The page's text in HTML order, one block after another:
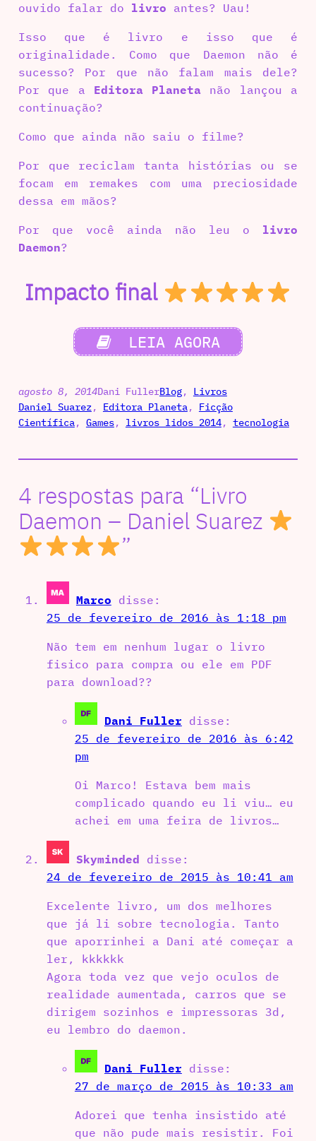
ouvido falar do livro antes? Uau!
Isso que é livro e isso que é
originalidade. Como que Daemon não é
sucesso? Por que não falam mais dele?
Por que a Editora Planeta não lançou a
continuação?
Como que ainda não saiu o filme?
Por que reciclam tanta histórias ou se
focam em remakes com uma preciosidade
dessa em mãos?
Por que você ainda não leu o livro
Daemon?
Impacto final
LEIA AGORA
agosto 8, 2014Dani FullerBlog, Livros
Daniel Suarez, Editora Planeta, Ficção
Científica, Games, livros lidos 2014, tecnologia
4 respostas para “Livro
Daemon – Daniel Suarez
”
Marco disse:
25 de fevereiro de 2016 às 1:18 pm
Não tem em nenhum lugar o livro
fisico para compra ou ele em PDF
para download??
Dani Fuller disse:
25 de fevereiro de 2016 às 6:42
pm
Oi Marco! Estava bem mais
complicado quando eu li viu… eu
achei em uma feira de livros…
Skyminded disse:
24 de fevereiro de 2015 às 10:41 am
Excelente livro, um dos melhores
que já li sobre tecnologia. Tanto
que aporrinhei a Dani até começar a
ler, kkkkkk
Agora toda vez que vejo oculos de
realidade aumentada, carros que se
dirigem sozinhos e impressoras 3d,
eu lembro do daemon.
Dani Fuller disse:
27 de março de 2015 às 10:33 am
Adorei que tenha insistido até
que não pude mais resistir. Foi